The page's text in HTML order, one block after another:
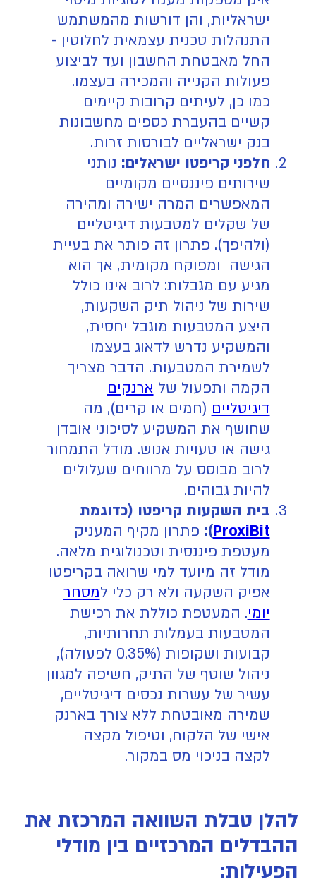
ישראליות, והן דורשות מהמשתמש
התנהלות טכנית עצמאית לחלוטין -
החל מאבטחת החשבון ועד לביצוע
פעולות הקנייה והמכירה בעצמו.
כמו כן, לעיתים קרובות קיימים
קשיים בהעברת כספים מחשבונות
בנק ישראליים לבורסות זרות.
חלפני קריפטו ישראלים: נותני
שירותים פיננסיים מקומיים
המאפשרים המרה ישירה ומהירה
של שקלים למטבעות דיגיטליים
(ולהיפך). פתרון זה פותר את בעיית
הגישה ומפוקח מקומית, אך הוא
מגיע עם מגבלות: לרוב אינו כולל
שירות של ניהול תיק השקעות,
היצע המטבעות מוגבל יחסית,
והמשקיע נדרש לדאוג בעצמו
לשמירת המטבעות. הדבר מצריך
הקמה ותפעול של ארנקים
דיגיטליים (חמים או קרים), מה
שחושף את המשקיע לסיכוני אובדן
גישה או טעויות אנוש. מודל התמחור
לרוב מבוסס על מרווחים שעלולים
להיות גבוהים.
בית השקעות קריפטו (כדוגמת
ProxiBit
): פתרון מקיף המעניק
מעטפת פיננסית וטכנולוגית מלאה.
מודל זה מיועד למי שרואה בקריפטו
אפיק השקעה ולא רק כלי למסחר
יומי. המעטפת כוללת את רכישת
המטבעות בעמלות תחרותיות,
קבועות ושקופות (0.35% לפעולה),
ניהול שוטף של התיק, חשיפה למגוון
עשיר של עשרות נכסים דיגיטליים,
שמירה מאובטחת ללא צורך בארנק
אישי של הלקוח, וטיפול מקצה
לקצה בניכוי מס במקור.
להלן טבלת השוואה המרכזת את
ההבדלים המרכזיים בין מודלי
הפעילות: